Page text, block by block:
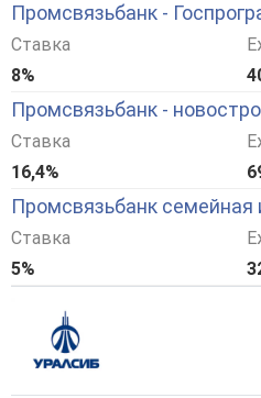
Промсвязьбанк -
Ставка
8%
Промсвязьбанк -
Ставка
16,4%
Промсвязьбанк семейная
Ставка
5%